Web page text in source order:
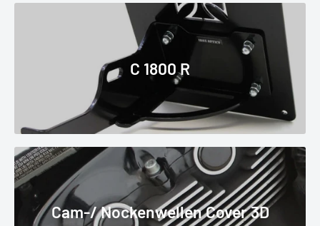
C 1800 R
Cam-/ Nockenwellen Cover 3D